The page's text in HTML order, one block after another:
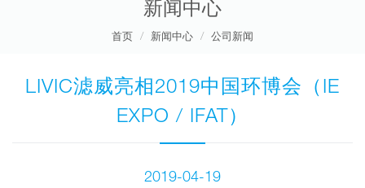
新闻中心
首页 新闻中心 公司新闻
LIVIC滤威亮相2019中国环博会（IE
EXPO / IFAT）
2019-04-19